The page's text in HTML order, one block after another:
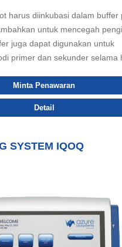
harus diinkubasi dalam buffer
untuk mencegah
juga dapat digunakan untuk
primer dan sekunder selama
Minta Penawaran
Detail
SYSTEM IQOQ